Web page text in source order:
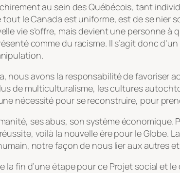
au sein des Québécois, tant
le Canada est uniforme, est de se nier
vie s’offre, mais devient une personne
comme du racisme. Il s’agit donc
nous avons la responsabilité de favoriser
de multiculturalisme, les cultures
nécessité pour se reconstruire, pour
ses abus, son système économique.
voilà la nouvelle ère pour le Globe.
notre façon de nous lier aux autres
la fin d’une étape pour ce Projet social et le